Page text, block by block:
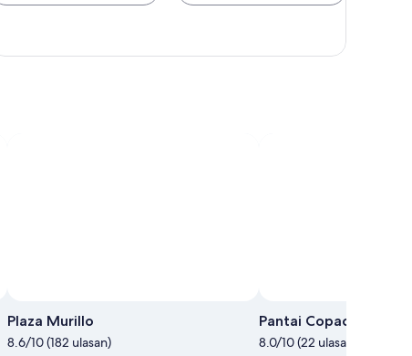
Plaza Murillo
8.6/10 (182 ulasan)
Pantai Copacabana
8.0/10 (22 ulasan)